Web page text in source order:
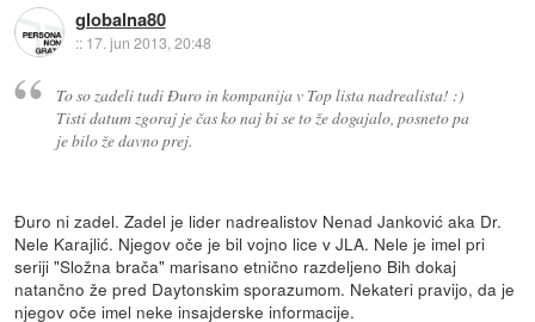
globalna80
:: 17. jun 2013, 20:48
To so zadeli tudi Đuro in kompanija v Top lista nadrealista! :)
Tisti datum zgoraj je čas ko naj bi se to že dogajalo, posneto pa
je bilo že davno prej.
Đuro ni zadel. Zadel je lider nadrealistov Nenad Janković aka Dr.
Nele Karajlić. Njegov oče je bil vojno lice v JLA. Nele je imel pri
seriji "Složna brača" marisano etnično razdeljeno Bih dokaj
natančno že pred Daytonskim sporazumom. Nekateri pravijo, da je
njegov oče imel neke insajderske informacije.